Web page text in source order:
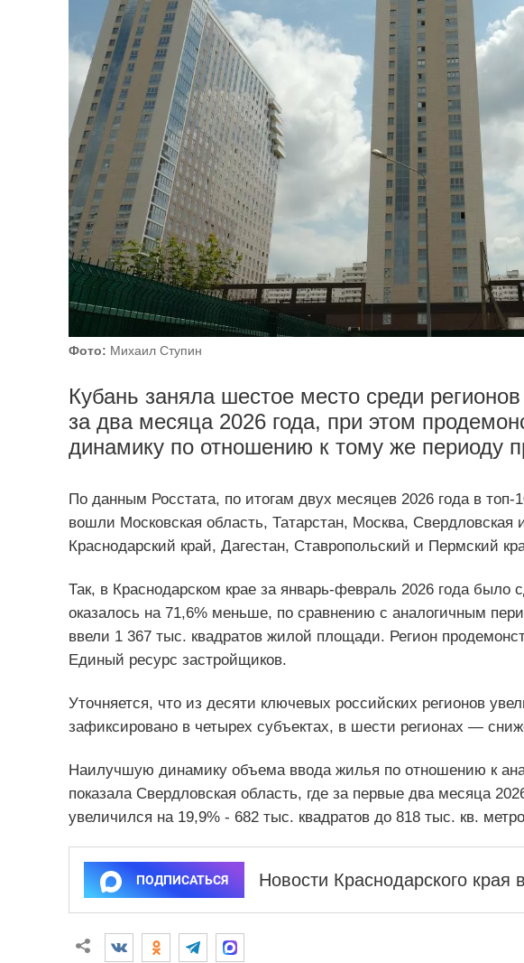
Фото: Михаил Ступин
Кубань заняла шестое место среди
за два месяца 2026 года, при этом
динамику по отношению к тому же периоду
По данным Росстата, по итогам двух месяцев 2026 года в
вошли Московская область, Татарстан, Москва, Свердловская
Краснодарский край, Дагестан, Ставропольский и Пермский
Так, в Краснодарском крае за январь-февраль 2026 года было
оказалось на 71,6% меньше, по сравнению с аналогичным
ввели 1 367 тыс. квадратов жилой площади. Регион
Единый ресурс застройщиков.
Уточняется, что из десяти ключевых российских регионов
зафиксировано в четырех субъектах, в шести регионах —
Наилучшую динамику объема ввода жилья по отношению к
показала Свердловская область, где за первые два месяца
увеличился на 19,9% - 682 тыс. квадратов до 818 тыс. кв.
ПОДПИСАТЬСЯ Новости Краснодарского края в